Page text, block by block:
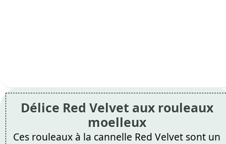
Délice Red Velvet aux rouleaux
moelleux
Ces rouleaux à la cannelle Red Velvet sont un